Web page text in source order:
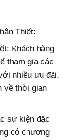
Thiết:
Khách hàng
tham gia các
nhiều ưu đãi,
về thời gian
sự kiện đặc
có chương